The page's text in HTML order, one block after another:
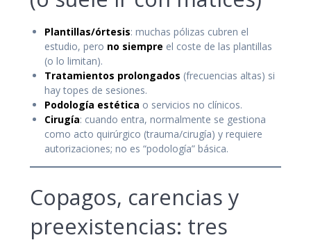
Plantillas/órtesis: muchas pólizas cubren el
estudio, pero no siempre el coste de las plantillas
(o lo limitan).
Tratamientos prolongados (frecuencias altas) si
hay topes de sesiones.
Podología estética o servicios no clínicos.
Cirugía: cuando entra, normalmente se gestiona
como acto quirúrgico (trauma/cirugía) y requiere
autorizaciones; no es “podología” básica.
Copagos, carencias y
preexistencias: tres